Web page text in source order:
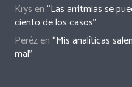
Krys en“Las arritmias se
ciento de los casos”
Perézen“Mis analíticas
mal”